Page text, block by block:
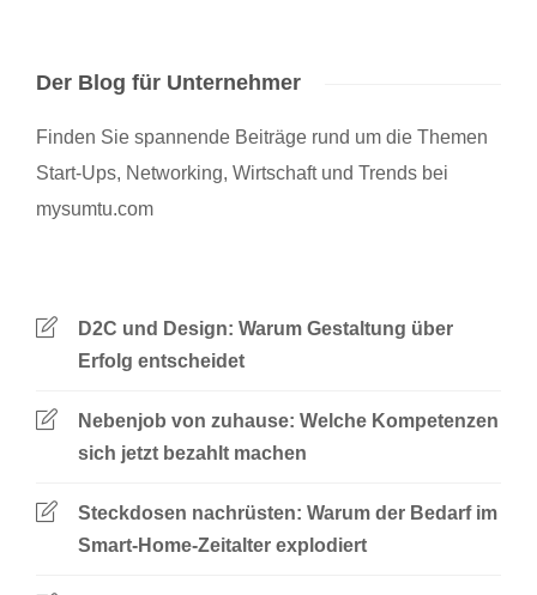
Der Blog für Unternehmer
Finden Sie spannende Beiträge rund um die Themen
Start-Ups, Networking, Wirtschaft und Trends bei
mysumtu.com
D2C und Design: Warum Gestaltung über
Erfolg entscheidet
Nebenjob von zuhause: Welche Kompetenzen
sich jetzt bezahlt machen
Steckdosen nachrüsten: Warum der Bedarf im
Smart-Home-Zeitalter explodiert